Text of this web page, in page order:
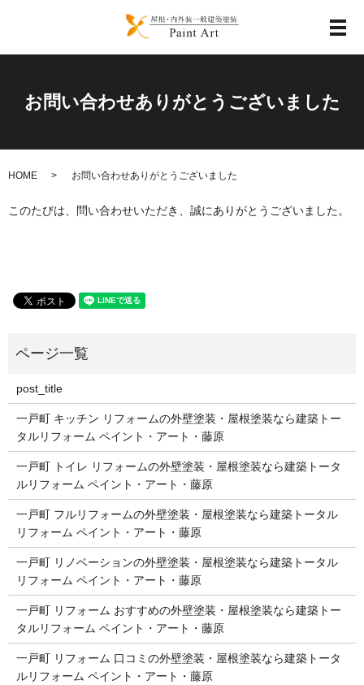
メ
お問い合わせありがとうございました
HOME お問い合わせありがとうございました
このたびは、問い合わせいただき、誠にありがとうございました。
post_title
一戸町 キッチン リフォームの外壁塗装・屋根塗装なら建築トー
タルリフォーム ペイント・アート・藤原
一戸町 トイレ リフォームの外壁塗装・屋根塗装なら建築トータ
ルリフォーム ペイント・アート・藤原
一戸町 フルリフォームの外壁塗装・屋根塗装なら建築トータル
リフォーム ペイント・アート・藤原
一戸町 リノベーションの外壁塗装・屋根塗装なら建築トータル
リフォーム ペイント・アート・藤原
一戸町 リフォーム おすすめの外壁塗装・屋根塗装なら建築トー
タルリフォーム ペイント・アート・藤原
一戸町 リフォーム 口コミの外壁塗装・屋根塗装なら建築トータ
ルリフォーム ペイント・アート・藤原